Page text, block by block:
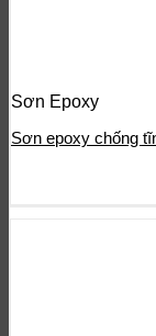
Sơn Epoxy
Sơn epoxy chống